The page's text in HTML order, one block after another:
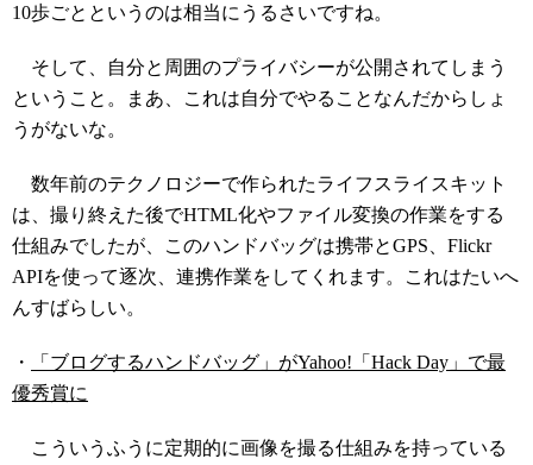
10歩ごとというのは相当にうるさいですね。
そして、自分と周囲のプライバシーが公開されてしまう
ということ。まあ、これは自分でやることなんだからしょ
うがないな。
数年前のテクノロジーで作られたライフスライスキット
は、撮り終えた後でHTML化やファイル変換の作業をする
仕組みでしたが、このハンドバッグは携帯とGPS、Flickr
APIを使って逐次、連携作業をしてくれます。これはたいへ
んすばらしい。
・
「ブログするハンドバッグ」がYahoo!「Hack Day」で最
優秀賞に
こういうふうに定期的に画像を撮る仕組みを持っている